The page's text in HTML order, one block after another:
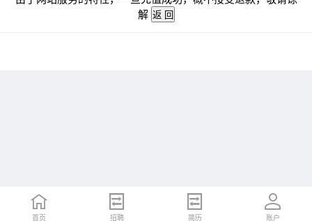
解
首页 招聘 简历 账户